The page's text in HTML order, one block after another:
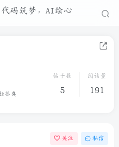
签类
帖子数
5
阅读量
191
关注 私信